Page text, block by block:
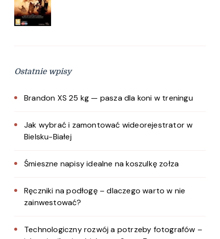
Ostatnie wpisy
Brandon XS 25 kg — pasza dla koni w treningu
Jak wybrać i zamontować wideorejestrator w
Bielsku-Białej
Śmieszne napisy idealne na koszulkę zołza
Ręczniki na podłogę – dlaczego warto w nie
zainwestować?
Technologiczny rozwój a potrzeby fotografów –